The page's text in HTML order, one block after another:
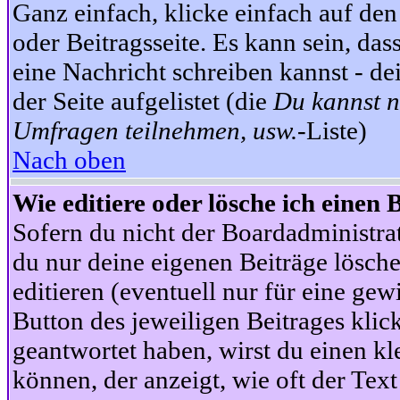
Ganz einfach, klicke einfach auf
oder Beitragsseite. Es kann sein,
eine Nachricht schreiben kannst -
der Seite aufgelistet (die Du kannst
Umfragen teilnehmen, usw.-Liste)
Nach oben
Wie editiere oder lösche ich einen
Sofern du nicht der
du nur deine eigenen Beiträge
editieren (eventuell nur für eine
Button des jeweiligen Beitrages
geantwortet haben, wirst du einen
können, der anzeigt, wie oft der